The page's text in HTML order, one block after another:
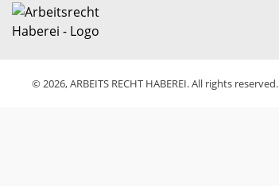
© 2026, ARBEITS RECHT HABEREI. All rights reserved.